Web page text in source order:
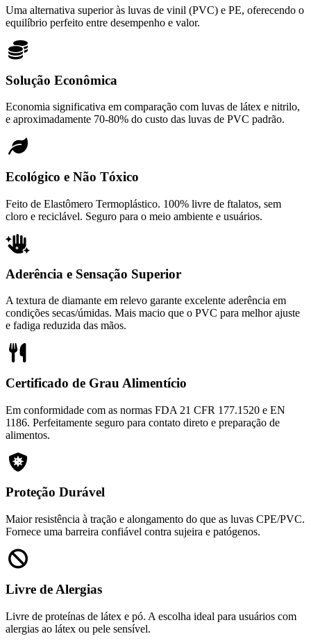
Uma alternativa superior às luvas de vinil (PVC) e PE, oferecendo o
equilíbrio perfeito entre desempenho e valor.
Solução Econômica
Economia significativa em comparação com luvas de látex e nitrilo,
e aproximadamente 70-80% do custo das luvas de PVC padrão.
Ecológico e Não Tóxico
Feito de Elastômero Termoplástico. 100% livre de ftalatos, sem
cloro e reciclável. Seguro para o meio ambiente e usuários.
Aderência e Sensação Superior
A textura de diamante em relevo garante excelente aderência em
condições secas/úmidas. Mais macio que o PVC para melhor ajuste
e fadiga reduzida das mãos.
Certificado de Grau Alimentício
Em conformidade com as normas FDA 21 CFR 177.1520 e EN
1186. Perfeitamente seguro para contato direto e preparação de
alimentos.
Proteção Durável
Maior resistência à tração e alongamento do que as luvas CPE/PVC.
Fornece uma barreira confiável contra sujeira e patógenos.
Livre de Alergias
Livre de proteínas de látex e pó. A escolha ideal para usuários com
alergias ao látex ou pele sensível.